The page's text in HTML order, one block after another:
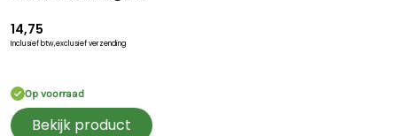
14,75
Inclusief btw,exclusief verzending
Op voorraad
Bekijk product